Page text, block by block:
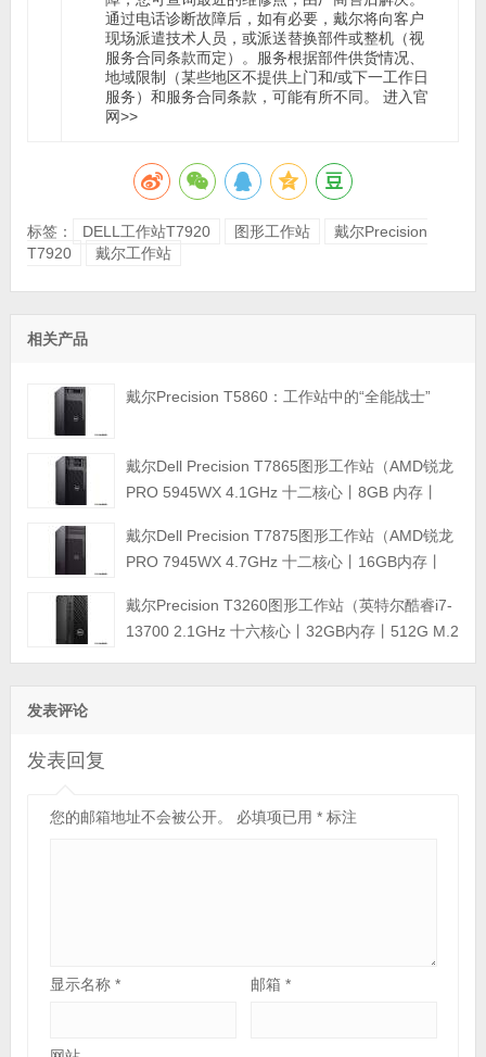
通过电话诊断故障后，如有必要，戴尔将向客户
现场派遣技术人员，或派送替换部件或整机（视
服务合同条款而定）。服务根据部件供货情况、
地域限制（某些地区不提供上门和/或下一工作日
服务）和服务合同条款，可能有所不同。 进入官
网>>
标签： DELL工作站T7920 图形工作站
戴尔Precision
T7920
戴尔工作站
相关产品
戴尔Precision T5860：工作站中的“全能战士”
戴尔Dell Precision T7865图形工作站（AMD锐龙
PRO 5945WX 4.1GHz 十二核心丨8GB 内存丨
丨三年保修）
戴尔Dell Precision T7875图形工作站（AMD锐龙
PRO 7945WX 4.7GHz 十二核心丨16GB内存丨
丨三年质保）
戴尔Precision T3260图形工作站（英特尔酷睿i7-
13700 2.1GHz 十六核心丨32GB内存丨512G M.2
发表评论
发表回复
您的邮箱地址不会被公开。 必填项已用 *标注
显示名称 * 邮箱*